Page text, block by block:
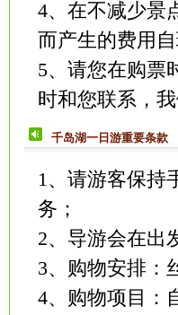
4、在不减少景
而产生的费用自
5、请您在购票
时和您联系，
千岛湖一日游重要条款
1、请游客保持
务；
2、导游会在出
3、购物安排：
4、购物项目：